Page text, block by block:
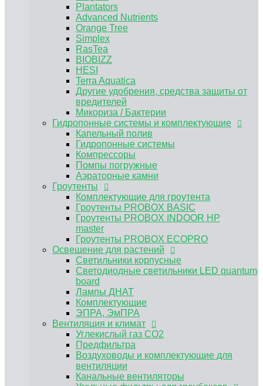
Капельный полив
Гидропонные системы
Компрессоры
Помпы погружные
Аэраторные камни
Гроутенты
Комплектующие для гроутента
Гроутенты PROBOX BASIC
Гроутенты PROBOX INDOOR HP master
Гроутенты PROBOX ECOPRO
Освещение для растений
Светильники корпусные
Светодиодные светильники LED quantum
board
Лампы ДНАТ
Комплектующие
ЭПРА, ЭмПРА
Вентиляция и климат
Углекислый газ CO2
Предфильтра
Воздуховоды и комплектующие для
вентиляции
Канальные вентиляторы
Угольные фильтры для гроубоксов
MAGICFILTER
Клевер
Вентиляторы для обдува растений
Нейтрализатор запаха
Субстраты и горшки для растений
Пеностекольный субстрат GrowPlant
Горшки и поддоны для растений
Аграрный перлит
Текстильные контейнеры Bagpot
Текстильные горшок Bagpot
Bagpot горшок с ручками
UGRO
Plantators
Advanced Nutrients
Orange Tree
Simplex
RasTea
BIOBIZZ
HESI
Terra Aquatica
Другие удобрения, средства защиты от
вредителей
Микориза / Бактерии
Гидропонные системы и комплектующие
Капельный полив
Гидропонные системы
Компрессоры
Помпы погружные
Аэраторные камни
Гроутенты
Комплектующие для гроутента
Гроутенты PROBOX BASIC
Гроутенты PROBOX INDOOR HP
master
Гроутенты PROBOX ECOPRO
Освещение для растений
Светильники корпусные
Светодиодные светильники LED quantum
board
Лампы ДНАТ
Комплектующие
ЭПРА, ЭмПРА
Вентиляция и климат
Углекислый газ CO2
Предфильтра
Воздуховоды и комплектующие для
вентиляции
Канальные вентиляторы